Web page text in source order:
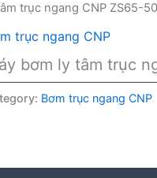
trục ngang CNP ZS65-
trục ngang CNP
bơm ly tâm trục
Bơm trục ngang CNP